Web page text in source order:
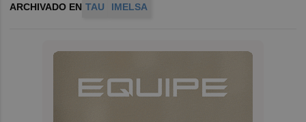
ARCHIVADO EN TAU IMELSA